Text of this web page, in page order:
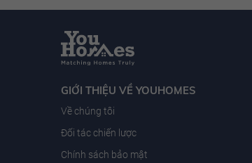
GIỚI THIỆU VỀ YOUHOMES
Về chúng tôi
Đối tác chiến lược
Chính sách bảo mật